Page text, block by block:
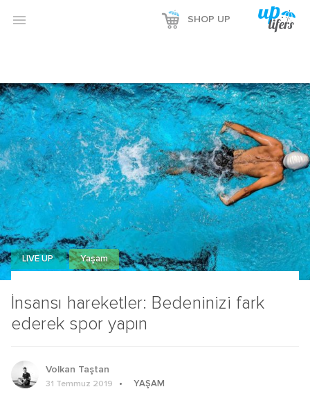
 SHOP UP
İnsansı hareketler: Bedeninizi fark
ederek spor yapın
LIVE UP Yaşam
Volkan Taştan
31 Temmuz 2019 YAŞAM